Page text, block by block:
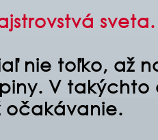
nie toľko, až
V
očakávanie.